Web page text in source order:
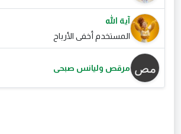
آية الله
المستخدم أخفى الأرباح
مرقص وليانس صبحى